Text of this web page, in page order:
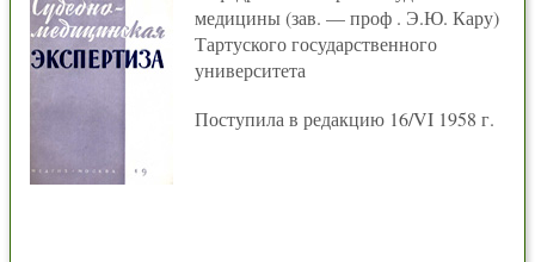
медицины (зав. — проф . Э.Ю. Кару)
Тартуского государственного
университета
Поступила в редакцию 16/VI 1958 г.